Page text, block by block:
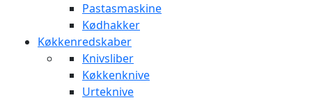
Pastasmaskine
Kødhakker
Køkkenredskaber
Knivsliber
Køkkenknive
Urteknive